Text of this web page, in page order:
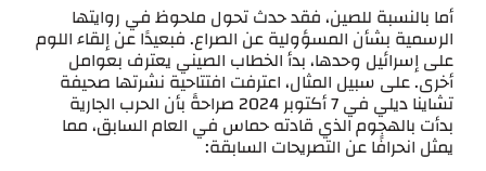
أما بالنسبة للصين، فقد حدث تحول ملحوظ في روايتها
الرسمية بشأن المسؤولية عن الصراع. فبعيدًا عن إلقاء اللوم
على إسرائيل وحدها، بدأ الخطاب الصيني يعترف بعوامل
أخرى. على سبيل المثال، اعترفت افتتاحية نشرتها صحيفة
تشاينا ديلي في 7 أكتوبر 2024 صراحةً بأن الحرب الجارية
بدأت بالهجوم الذي قادته حماس في العام السابق، مما
يمثل انحرافًا عن التصريحات السابقة: